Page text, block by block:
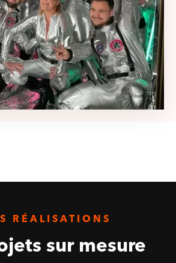
RÉALISATIONS
sur mesure